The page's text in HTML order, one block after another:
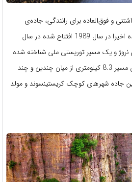
و فوق‌العاده برای رانندگی، جاده‌ی
آتلانتیک در نروژ است. این جاده اخیرا در سال 1989 افتتاح شده در سال
نروژ و یک مسیر توریستی ملی شناخته شده
است. جای تعجب ندارد که این مسیر 8.3 کیلومتری از میان چندین و چند
جاده شهرهای کوچک کریستینسوند و مولد